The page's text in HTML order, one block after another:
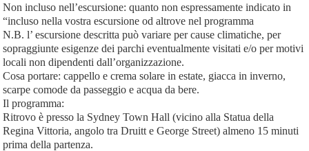
Non incluso nell’escursione: quanto non espressamente indicato in
“incluso nella vostra escursione od altrove nel programma
N.B. l’ escursione descritta può variare per cause climatiche, per
sopraggiunte esigenze dei parchi eventualmente visitati e/o per motivi
locali non dipendenti dall’organizzazione.
Cosa portare: cappello e crema solare in estate, giacca in inverno,
scarpe comode da passeggio e acqua da bere.
Il programma:
Ritrovo è presso la Sydney Town Hall (vicino alla Statua della
Regina Vittoria, angolo tra Druitt e George Street) almeno 15 minuti
prima della partenza.